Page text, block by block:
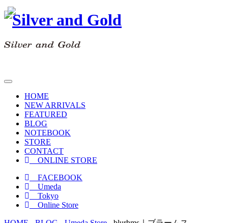
toggle
navigation
HOME
NEW ARRIVALS
FEATURED
BLOG
NOTEBOOK
STORE
CONTACT
ONLINE STORE
FACEBOOK
Umeda
Tokyo
Online Store